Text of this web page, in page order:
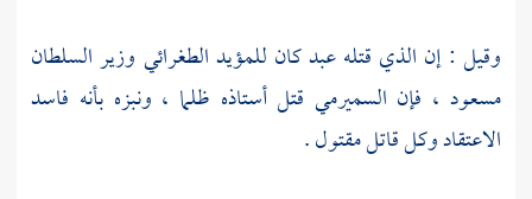
وقيل : إن الذي قتله عبد كان للمؤيد الطغرائي وزيرالسلطان
مسعود ، فإن السميرمي قتل أستاذه ظلما ، ونبزه بأنه فاسد
الاعتقاد وكل قاتل مقتول .